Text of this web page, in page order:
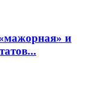
и